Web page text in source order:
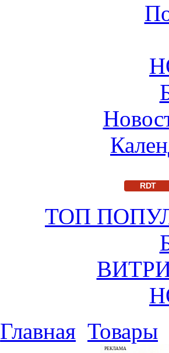
RDT
ТОП
Главная Товары
РЕКЛАМА